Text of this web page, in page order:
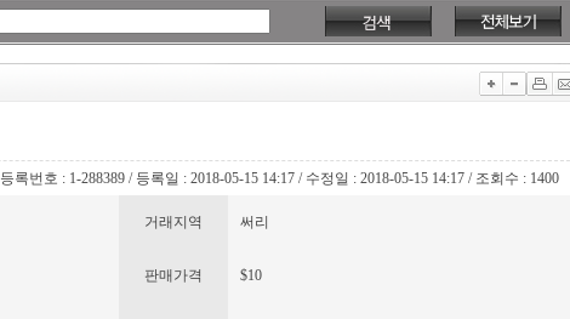
등록번호 : 1-288389 / 등록일 : 2018-05-15 14:17 / 수정일 : 2018-05-15 14:17 / 조회수 : 1400
거래지역 써리
판매가격 $10